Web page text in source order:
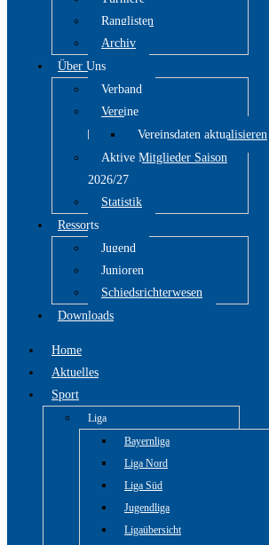
Ranglisten
Archiv
Über Uns
Verband
Vereine
Vereinsdaten aktualisieren
Aktive Mitglieder Saison
2026/27
Statistik
Ressorts
Jugend
Junioren
Schiedsrichterwesen
Downloads
Home
Aktuelles
Sport
Liga
Bayernliga
Liga Nord
Liga Süd
Jugendliga
Ligaübersicht